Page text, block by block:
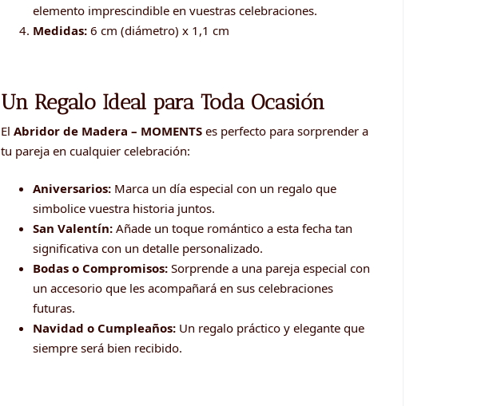
elemento imprescindible en vuestras celebraciones.
Medidas: 6 cm (diámetro) x 1,1 cm
Un Regalo Ideal para Toda Ocasión
El Abridor de Madera – MOMENTS es perfecto para sorprender a
tu pareja en cualquier celebración:
Aniversarios: Marca un día especial con un regalo que
simbolice vuestra historia juntos.
San Valentín: Añade un toque romántico a esta fecha tan
significativa con un detalle personalizado.
Bodas o Compromisos: Sorprende a una pareja especial con
un accesorio que les acompañará en sus celebraciones
futuras.
Navidad o Cumpleaños: Un regalo práctico y elegante que
siempre será bien recibido.